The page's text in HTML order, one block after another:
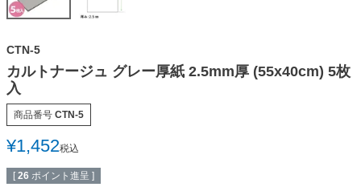
CTN-5
カルトナージュ グレー厚紙 2.5mm厚 (55x40cm) 5枚
入
商品番号 CTN-5
¥1,452税込
[ 26 ポイント進呈 ]